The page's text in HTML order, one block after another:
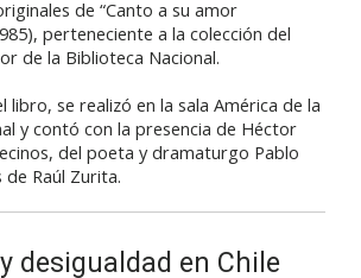
de “Canto a su amor
perteneciente a la colección del
de la Biblioteca Nacional.
libro, se realizó en la sala América de la
y contó con la presencia de Héctor
del poeta y dramaturgo Pablo
Raúl Zurita.
desigualdad en Chile